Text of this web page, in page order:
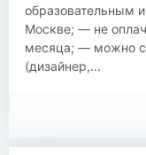
образовательным
Москве; — не
месяца; — можно
(дизайнер,...